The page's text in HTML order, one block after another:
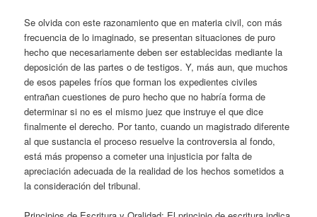
Se olvida con este razonamiento que en materia civil, con más
frecuencia de lo imaginado, se presentan situaciones de puro
hecho que necesariamente deben ser establecidas mediante la
deposición de las partes o de testigos. Y, más aun, que muchos
de esos papeles fríos que forman los expedientes civiles
entrañan cuestiones de puro hecho que no habría forma de
determinar si no es el mismo juez que instruye el que dice
finalmente el derecho. Por tanto, cuando un magistrado diferente
al que sustancia el proceso resuelve la controversia al fondo,
está más propenso a cometer una injusticia por falta de
apreciación adecuada de la realidad de los hechos sometidos a
la consideración del tribunal.